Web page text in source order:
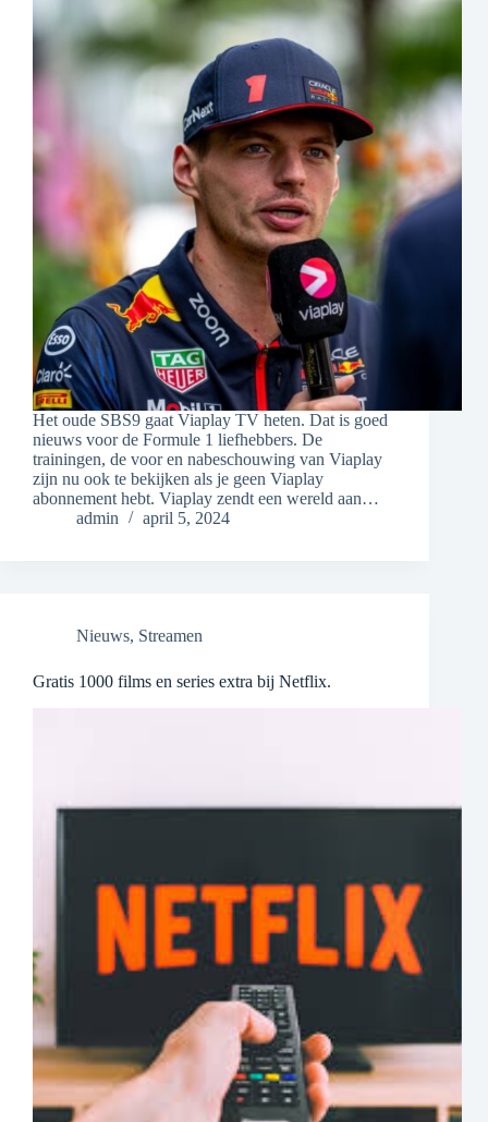
Het oude SBS9 gaat Viaplay TV heten. Dat is goed
nieuws voor de Formule 1 liefhebbers. De
trainingen, de voor en nabeschouwing van Viaplay
zijn nu ook te bekijken als je geen Viaplay
abonnement hebt. Viaplay zendt een wereld aan…
admin
april 5, 2024
Nieuws, Streamen
Gratis 1000 films en series extra bij Netflix.